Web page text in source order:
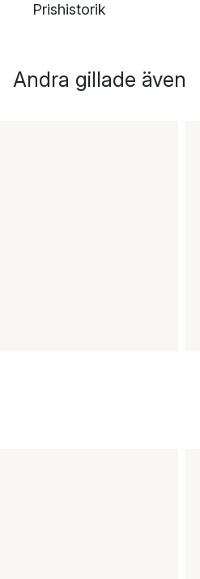
Prishistorik
Andra gillade även